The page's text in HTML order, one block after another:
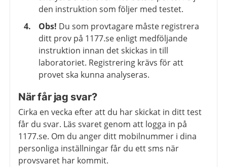
den instruktion som följer med testet.
Obs! Du som provtagare måste registrera
ditt prov på 1177.se enligt medföljande
instruktion innan det skickas in till
laboratoriet. Registrering krävs för att
provet ska kunna analyseras.
När får jag svar?
Cirka en vecka efter att du har skickat in ditt test
får du svar. Läs svaret genom att logga in på
1177.se. Om du anger ditt mobilnummer i dina
personliga inställningar får du ett sms när
provsvaret har kommit.